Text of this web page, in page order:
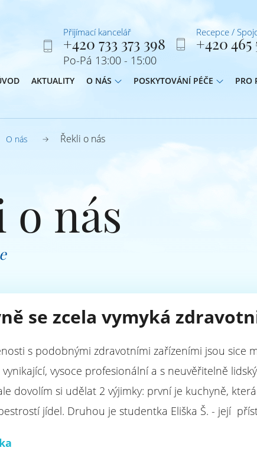
Přijímací kancelář
+420 733 373 398
Po-Pá 13:00 - 15:00
Recepce /
+420 465
AKTUALITY O NÁS POSKYTOVÁNÍ PÉČE PRO
O nás Řekli o nás
o nás
se zcela vymyká
s podobnými zdravotními zařízeními jsou sice
vysoce profesionální a s neuvěřitelně
dovolím si udělat 2 výjimky: první je kuchyně,
jídel. Druhou je studentka Eliška Š. - její